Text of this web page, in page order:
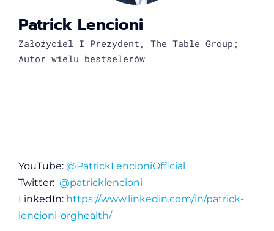
Patrick Lencioni
Założyciel I Prezydent, The Table Group;
Autor wielu bestselerów
YouTube: @PatrickLencioniOfficial
Twitter: @patricklencioni
LinkedIn: https://www.linkedin.com/in/patrick-
lencioni-orghealth/